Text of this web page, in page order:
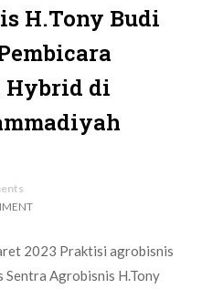
H.Tony Budi
Hybrid di
2023 Praktisi agrobisnis
Sentra Agrobisnis H.Tony